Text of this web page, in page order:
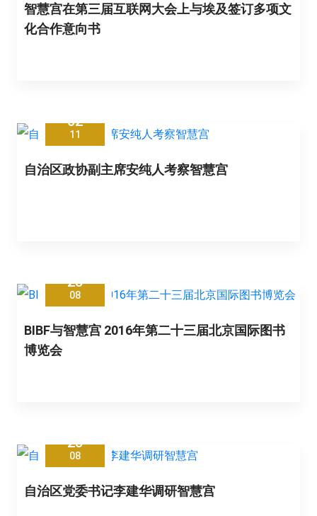
智慧宫在第三届互联网大会上与埃及签订多项文
化合作意向书
02
11
自治区政协副主席安纯人考察智慧宫
25
08
BIBF与智慧宫 2016年第二十三届北京国际图书
博览会
25
08
自治区党委书记李建华调研智慧宫